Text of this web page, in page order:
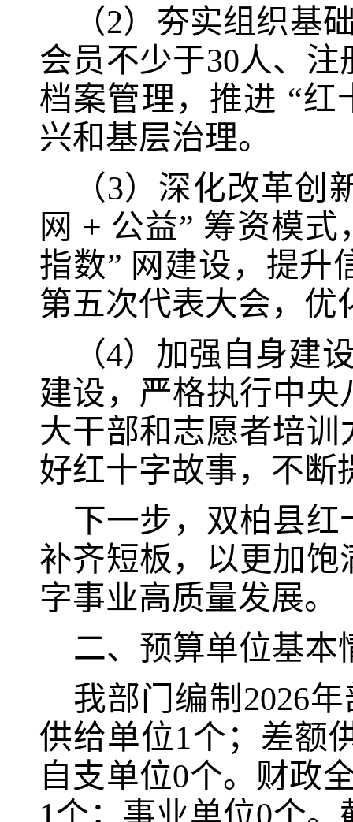
（2） 夯实组织基
会员不少于30人、注
档案管理 ， 推进 “红
兴和基层治理。
（3） 深化改革创
网 + 公益” 筹资模
指数” 网 建设，提升
第五次代表大会，优
（4） 加强自身建
建设，严格执行中
大干部和志愿者培
好红十字故事，不断
下一步，双柏县
补齐短板，以更加
字事业高质量发展。
二、预算单位基本
我部门编制 2026
供给单位1个； 差额
自支单位0个。财政